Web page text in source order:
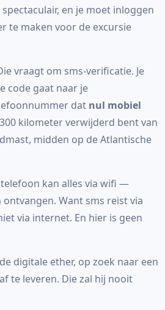
en je moet inloggen
te maken voor de excursie
vraagt om sms-verificatie. Je
code gaat naar je
dat nul mobiel
kilometer verwijderd bent van
midden op de Atlantische
kan alles via wifi —
Want sms reist via
via internet. En hier is geen
digitale ether, op zoek naar een
te leveren. Die zal hij nooit